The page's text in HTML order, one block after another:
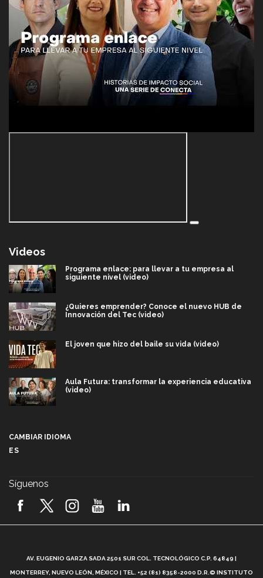
Videos
Programa enlace: para llevar a tu empresa al
siguiente nivel (video)
¿Quieres emprender? Conoce el nuevo HUB de
Innovación del Tec (video)
El joven que hizo del baile su vida (video)
Aula Futura: transformar la experiencia educativa
(video)
2026! (video)
¿Cómo es el Modelo Educativo Tec? (video)
CAMBIAR IDIOMA
ES
Síguenos
AV. EUGENIO GARZA SADA 2501 SUR COL. TECNOLÓGICO C.P. 64849 |
MONTERREY, NUEVO LEÓN, MÉXICO | TEL. +52 (81) 8358-2000 D.R.© INSTITUTO